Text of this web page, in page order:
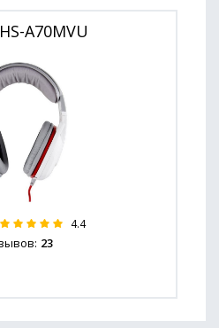
A70MVU
4.4
23